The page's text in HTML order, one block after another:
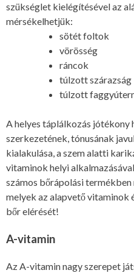
szükséglet kielégítésével az
mérsékelhetjük:
sötét foltok
vörösség
ráncok
túlzott szárazság
túlzott
A helyes táplálkozás jótékony
szerkezetének, tónusának
kialakulása, a szem alatti
vitaminok helyi
számos bőrápolási
melyek az alapvető vitaminok
bőr elérését!
A-vitamin
Az A-vitamin nagy szerepet